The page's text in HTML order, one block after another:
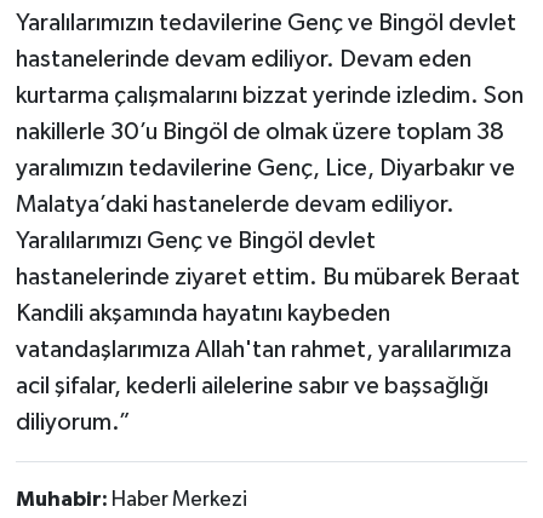
Yaralılarımızın tedavilerine Genç ve Bingöl devlet
hastanelerinde devam ediliyor. Devam eden
kurtarma çalışmalarını bizzat yerinde izledim. Son
nakillerle 30’u Bingöl de olmak üzere toplam 38
yaralımızın tedavilerine Genç, Lice, Diyarbakır ve
Malatya’daki hastanelerde devam ediliyor.
Yaralılarımızı Genç ve Bingöl devlet
hastanelerinde ziyaret ettim. Bu mübarek Beraat
Kandili akşamında hayatını kaybeden
vatandaşlarımıza Allah'tan rahmet, yaralılarımıza
acil şifalar, kederli ailelerine sabır ve başsağlığı
diliyorum.”
Muhabir: Haber Merkezi